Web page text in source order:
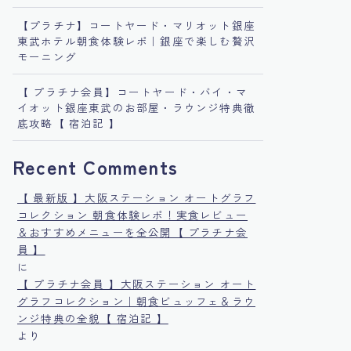
【プラチナ】コートヤード・マリオット銀座
東武ホテル朝食体験レポ｜銀座で楽しむ贅沢
モーニング
【 プラチナ会員】コートヤード・バイ・マ
イオット銀座東武のお部屋・ラウンジ特典徹
底攻略【 宿泊記 】
Recent Comments
【 最新版 】大阪ステーション オートグラフ
コレクション 朝食体験レポ！実食レビュー
＆おすすめメニューを全公開【 プラチナ会
員 】
に
【 プラチナ会員 】大阪ステーション オート
グラフコレクション｜朝食ビュッフェ＆ラウ
ンジ特典の全貌【 宿泊記 】
より